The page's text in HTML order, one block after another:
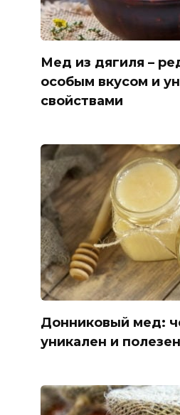
Мед из дягиля –
особым вкусом и
свойствами
Донниковый мед:
уникален и полезен